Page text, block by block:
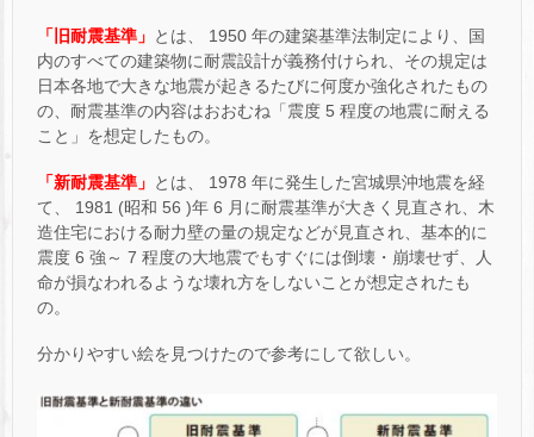
「旧耐震基準」 とは、 1950 年の建築基準法制定により、国
内のすべての建築物に耐震設計が義務付けられ、その規定は
日本各地で大きな地震が起きるたびに何度か強化されたもの
の、耐震基準の内容はおおむね「震度 5 程度の地震に耐える
こと」を想定したもの。
「新耐震基準」 とは、 1978 年に発生した宮城県沖地震を経
て、 1981 (昭和 56 )年 6 月に耐震基準が大きく見直され、木
造住宅における耐力壁の量の規定などが見直され、基本的に
震度 6 強～ 7 程度の大地震でもすぐには倒壊・崩壊せず、人
命が損なわれるような壊れ方をしないことが想定されたも
の。
分かりやすい絵を見つけたので参考にして欲しい。